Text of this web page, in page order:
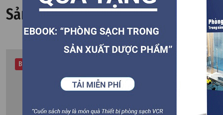
Sản phẩm liên quan
Best